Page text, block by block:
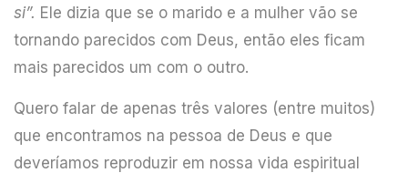
si”. Ele dizia que se o marido e a mulher vão se
tornando parecidos com Deus, então eles ficam
mais parecidos um com o outro.
Quero falar de apenas três valores (entre muitos)
que encontramos na pessoa de Deus e que
deveríamos reproduzir em nossa vida espiritual